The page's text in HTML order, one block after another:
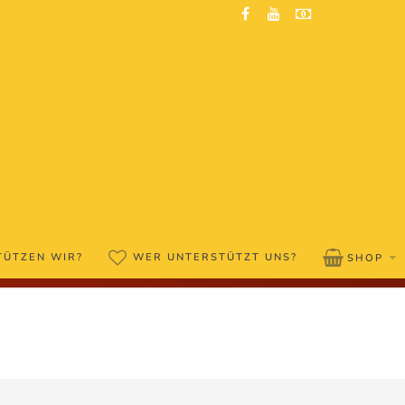
WIR? WER UNTERSTÜTZT UNS? SHOP